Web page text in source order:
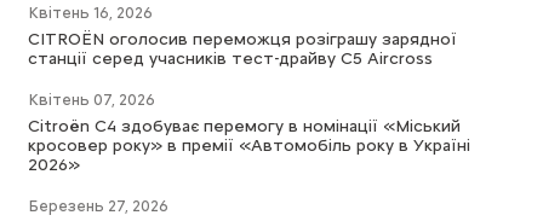
Квітень 16, 2026
CITROËN оголосив переможця розіграшу зарядної
станції серед учасників тест-драйву C5 Aircross
Квітень 07, 2026
Citroën C4 здобуває перемогу в номінації «Міський
кросовер року» в премії «Автомобіль року в Україні
2026»
Березень 27, 2026